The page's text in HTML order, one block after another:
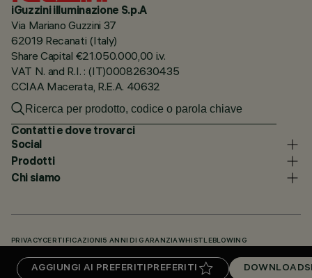
AGGIUNGI AI PREFERITI PREFERITI DOWNLOADS
iGuzzini illuminazione S.p.A
Via Mariano Guzzini 37
62019 Recanati (Italy)
Share Capital €21.050.000,00 i.v.
VAT N. and R.I. : (IT)00082630435
CCIAA Macerata, R.E.A. 40632
Contatti e dove trovarci
Social
Prodotti
Chi siamo
PRIVACY CERTIFICAZIONI 5 ANNI DI GARANZIAWHISTLEBLOWING
KNOWLEDGE BASE (LOGIN NECESSARIO)DOWNLOADS